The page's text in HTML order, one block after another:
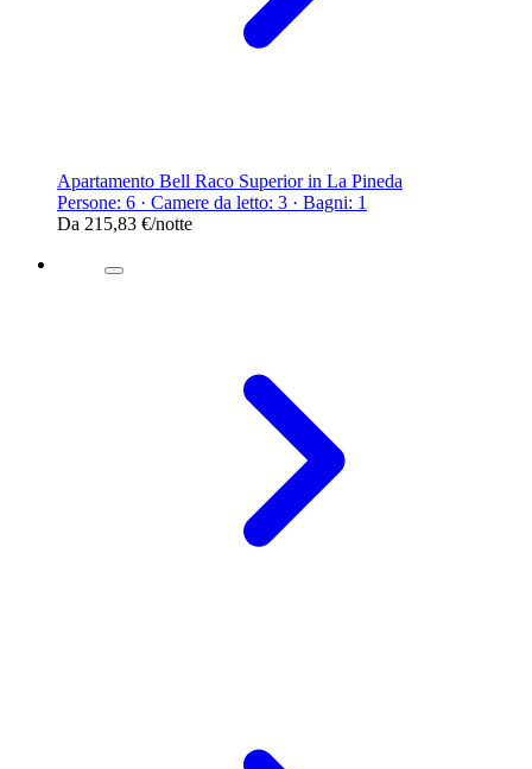
Apartamento Bell Raco Superior in La Pineda
Persone: 6 · Camere da letto: 3 · Bagni: 1
Da 215,83 €/notte